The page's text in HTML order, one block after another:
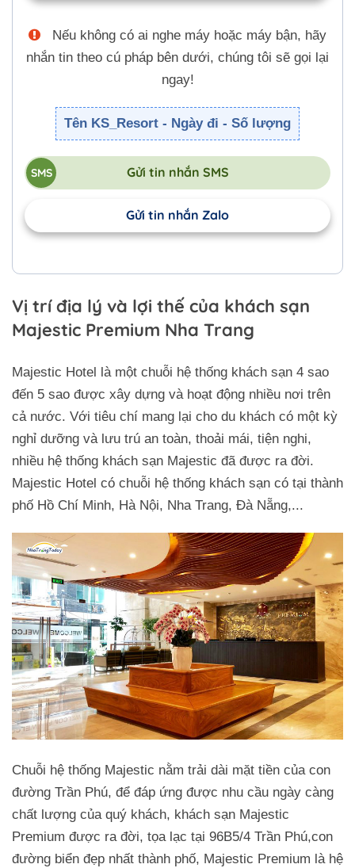
Nếu không có ai nghe máy hoặc máy bận, hãy
nhắn tin theo cú pháp bên dưới, chúng tôi sẽ gọi lại
ngay!
Tên KS_Resort - Ngày đi - Số lượng
Gửi tin nhắn SMS
Gửi tin nhắn Zalo
Vị trí địa lý và lợi thế của khách sạn
Majestic Premium Nha Trang
Majestic Hotel là một chuỗi hệ thống khách sạn 4 sao
đến 5 sao được xây dựng và hoạt động nhiều nơi trên
cả nước. Với tiêu chí mang lại cho du khách có một kỳ
nghỉ dưỡng và lưu trú an toàn, thoải mái, tiện nghi,
nhiều hệ thống khách sạn Majestic đã được ra đời.
Majestic Hotel có chuỗi hệ thống khách sạn có tại thành
phố Hồ Chí Minh, Hà Nội, Nha Trang, Đà Nẵng,...
Chuỗi hệ thống Majestic nằm trải dài mặt tiền của con
đường Trần Phú, để đáp ứng được nhu cầu ngày càng
chất lượng của quý khách, khách sạn Majestic
Premium được ra đời, tọa lạc tại 96B5/4 Trần Phú,con
đường biển đẹp nhất thành phố, Majestic Premium là hệ